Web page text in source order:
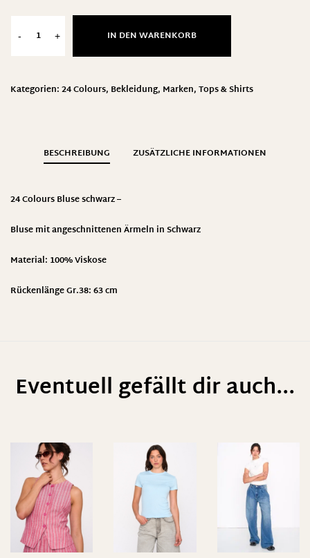
- + IN DEN WARENKORB
Kategorien:24 Colours, Bekleidung, Marken,Tops & Shirts
BESCHREIBUNG ZUSÄTZLICHE INFORMATIONEN
24 Colours Bluse schwarz –
Bluse mit angeschnittenen Ärmeln in Schwarz
Material: 100% Viskose
Rückenlänge Gr.38: 63 cm
Eventuell gefällt dir auch...